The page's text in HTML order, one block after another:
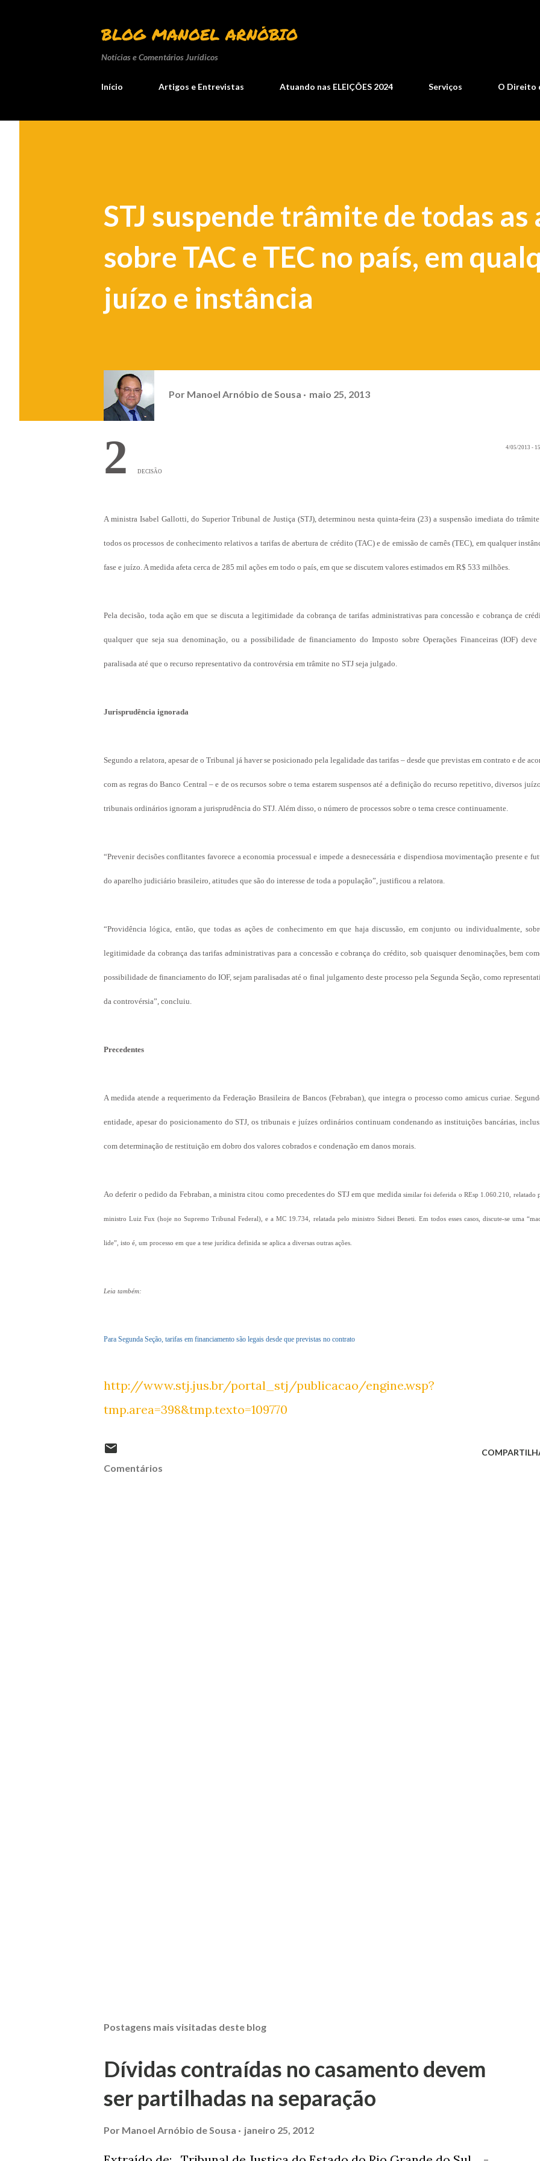
BLOG MANOEL ARNÓBIO
Notícias e Comentários Jurídicos
Início Artigos e Entrevistas Atuando nas ELEIÇÕES 2024 Serviços O Direito
STJ suspende trâmite de todas as
sobre TAC e TEC no país, em
juízo e instância
Por Manoel Arnóbio de Sousa maio 25, 2013
2 4/05/2013 -
DECISÃO
A ministra Isabel Gallotti, do Superior Tribunal de Justiça (STJ), determinou nesta quinta-feira (23) a suspensão imediata do
todos os processos de conhecimento relativos a tarifas de abertura de crédito (TAC) e de emissão de carnês (TEC), em qualquer
fase e juízo. A medida afeta cerca de 285 mil ações em todo o país, em que se discutem valores estimados em R$ 533 milhões.
Pela decisão, toda ação em que se discuta a legitimidade da cobrança de tarifas administrativas para concessão e cobrança de
qualquer que seja sua denominação, ou a possibilidade de financiamento do Imposto sobre Operações Financeiras (IOF) deve
paralisada até que o recurso representativo da controvérsia em trâmite no STJ seja julgado.
Jurisprudência ignorada
Segundo a relatora, apesar de o Tribunal já haver se posicionado pela legalidade das tarifas – desde que previstas em contrato e de
com as regras do Banco Central – e de os recursos sobre o tema estarem suspensos até a definição do recurso repetitivo, diversos
tribunais ordinários ignoram a jurisprudência do STJ. Além disso, o número de processos sobre o tema cresce continuamente.
“Prevenir decisões conflitantes favorece a economia processual e impede a desnecessária e dispendiosa movimentação presente e
do aparelho judiciário brasileiro, atitudes que são do interesse de toda a população”, justificou a relatora.
“Providência lógica, então, que todas as ações de conhecimento em que haja discussão, em conjunto ou individualmente,
legitimidade da cobrança das tarifas administrativas para a concessão e cobrança do crédito, sob quaisquer denominações, bem
possibilidade de financiamento do IOF, sejam paralisadas até o final julgamento deste processo pela Segunda Seção, como
da controvérsia”, concluiu.
Precedentes
A medida atende a requerimento da Federação Brasileira de Bancos (Febraban), que integra o processo como amicus curiae.
entidade, apesar do posicionamento do STJ, os tribunais e juízes ordinários continuam condenando as instituições bancárias,
com determinação de restituição em dobro dos valores cobrados e condenação em danos morais.
Ao deferir o pedido da Febraban, a ministra citou como precedentes do STJ em que medida similar foi deferida o REsp 1.060.210, relatado
ministro Luiz Fux (hoje no Supremo Tribunal Federal), e a MC 19.734, relatada pelo ministro Sidnei Beneti. Em todos esses casos, discute-se uma
lide”, isto é, um processo em que a tese jurídica definida se aplica a diversas outras ações.
Leia também:
Para Segunda Seção, tarifas em financiamento são legais desde que previstas no contrato
http://www.stj.jus.br/portal_stj/publicacao/engine.wsp?
tmp.area=398&tmp.texto=109770
Comentários
Postagens mais visitadas deste blog
Dívidas contraídas no casamento devem
ser partilhadas na separação
Por Manoel Arnóbio de Sousa janeiro 25, 2012